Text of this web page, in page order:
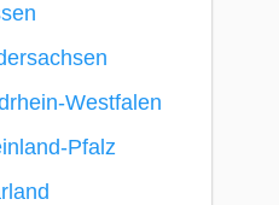
Westfalen
Pfalz